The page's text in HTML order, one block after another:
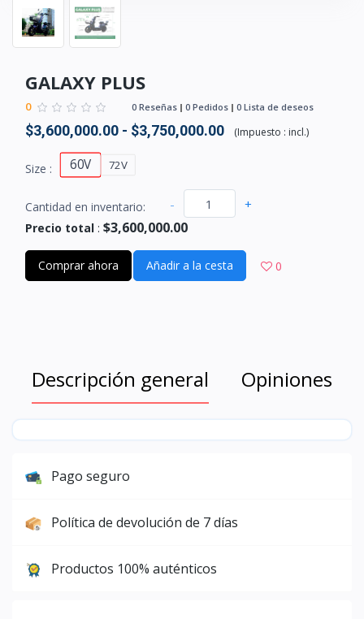
GALAXY PLUS
0 0 Reseñas 0 Pedidos 0 Lista de deseos
$3,600,000.00 - $3,750,000.00 (Impuesto : incl.)
Size : 60V 72V
Cantidad en inventario: - +
Precio total : $3,600,000.00
Comprar ahora Añadir a la cesta 0
Descripción general Opiniones
Pago seguro
Política de devolución de 7 días
Productos 100% auténticos